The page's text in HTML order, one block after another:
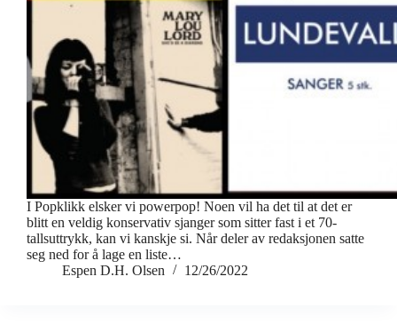
I Popklikk elsker vi powerpop! Noen vil ha det til at det er
blitt en veldig konservativ sjanger som sitter fast i et 70-
tallsuttrykk, kan vi kanskje si. Når deler av redaksjonen satte
seg ned for å lage en liste…
Espen D.H. Olsen
12/26/2022